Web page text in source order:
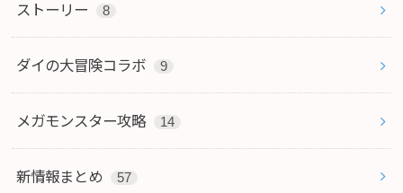
ストーリー 8
ダイの大冒険コラボ 9
メガモンスター攻略 14
新情報まとめ 57